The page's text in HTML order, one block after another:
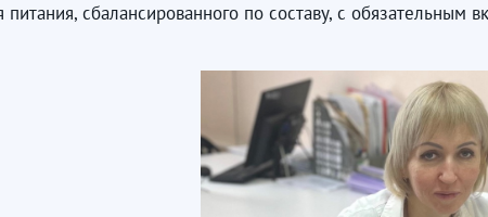
сбалансированного по составу, с